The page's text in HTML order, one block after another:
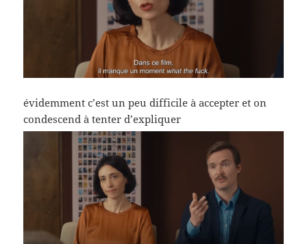
évidemment c’est un peu difficile à accepter et on
condescend à tenter d’expliquer